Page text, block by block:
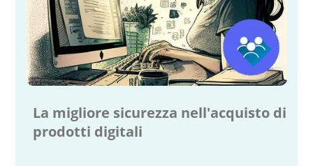
La migliore sicurezza nell'acquisto di
prodotti digitali